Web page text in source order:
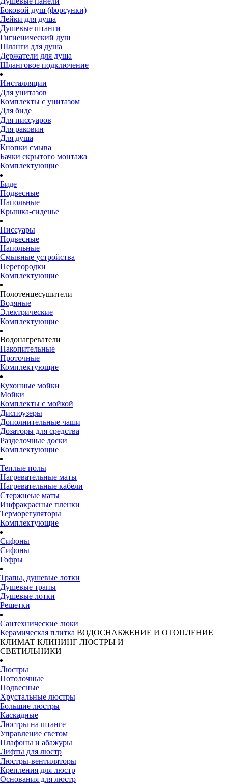
Боковой душ (форсунки)
Лейки для душа
Душевые штанги
Гигиенический душ
Шланги для душа
Держатели для душа
Шланговое подключение
Инсталляции
Для унитазов
Комплекты с унитазом
Для биде
Для писсуаров
Для раковин
Для душа
Кнопки смыва
Бачки скрытого монтажа
Комплектующие
Биде
Подвесные
Напольные
Крышка-сиденье
Писсуары
Подвесные
Напольные
Смывные устройства
Перегородки
Комплектующие
Полотенцесушители
Водяные
Электрические
Комплектующие
Водонагреватели
Накопительные
Проточные
Комплектующие
Кухонные мойки
Мойки
Комплекты с мойкой
Диспоузеры
Дополнительные чаши
Дозаторы для средства
Разделочные доски
Комплектующие
Теплые полы
Нагревательные маты
Нагревательные кабели
Стержнеые маты
Инфракрасные пленки
Терморегуляторы
Комплектующие
Сифоны
Сифоны
Гофры
Трапы, душевые лотки
Душевые трапы
Душевые лотки
Решетки
Сантехнические люки
Керамическая плитка ВОДОСНАБЖЕНИЕ И ОТОПЛЕНИЕ
КЛИМАТ КЛИНИНГ ЛЮСТРЫ И
СВЕТИЛЬНИКИ
Люстры
Потолочные
Подвесные
Хрустальные люстры
Большие люстры
Каскадные
Люстры на штанге
Управление светом
Плафоны и абажуры
Лифты для люстр
Люстры-вентиляторы
Крепления для люстр
Основания для люстр